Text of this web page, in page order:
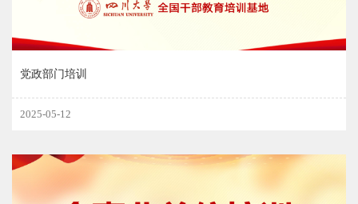
党政部门培训
2025-05-12